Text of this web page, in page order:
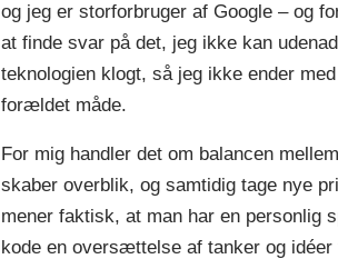
og jeg er storforbruger af Google – og
at finde svar på det, jeg ikke kan
teknologien klogt, så jeg ikke ender
forældet måde.
For mig handler det om balancen
skaber overblik, og samtidig tage nye
mener faktisk, at man har en personlig
kode en oversættelse af tanker og idéer